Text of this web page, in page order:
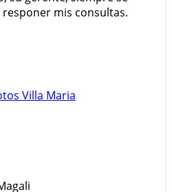
mis consultas.
Villa Maria